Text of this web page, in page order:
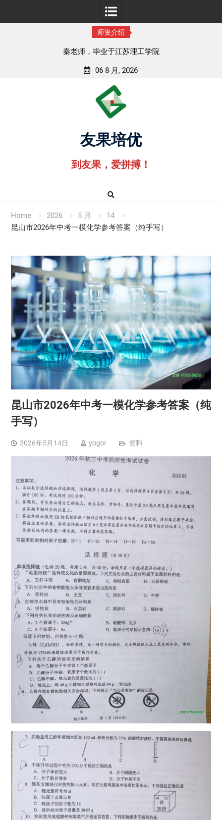
师资介绍
孟老师，毕业于湖北中医药大学
06 8 月, 2026
友果培优
到友果，爱拼搏！
Home 2026 5 月
14
昆山市2026年中考一模化学参考答案（纯手写）
昆山市2026年中考一模化学参考答案（纯
手写）
2026年5月14日 yogor 资料